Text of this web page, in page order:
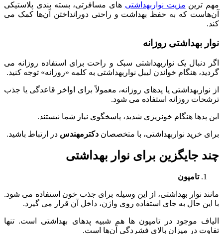
مهم ‌ترین مزیت نواربهداشتی ‌های مسافرتی، بسته ‌بندی پلاستیکی
آن‌هاست که به حفظ بهداشت و راحتی دورانداختن آن‌ها کمک می
‌کند.
نوار بهداشتی روزانه
اگر دنبال یک نواربهداشتی سبک و راحت برای استفاده روزانه می
‌گردید، هنگام خواندن لیبل نواربهداشتی به کلمه «روزانه» توجه کنید.
از نواربهداشتی یا پدهای روزانه، معمولاً برای اواخر قاعدگی یا جذب
ترشحات روزانه استفاده می ‌شود.
این پدها هنگام خونریزی شدید، پاسخگوی نیاز شما نیستند.
برای خرید نواربهداشتی، با متخصصان دکترمهندس در ارتباط باشید.
چند جایگزین برای نوار بهداشتی
تامپون
مانند نوار بهداشتی، از این وسیله برای جذب خون استفاده می ‌شود.
با این حال به جای استفاده روی واژن، داخل آن قرار می‌ گیرد.
الیاف موجود در تامپون‌ ها هم شبیه پدهای بهداشتی است. تنها
تفاوت در میزان بالای فشردگی آن‌ها است.